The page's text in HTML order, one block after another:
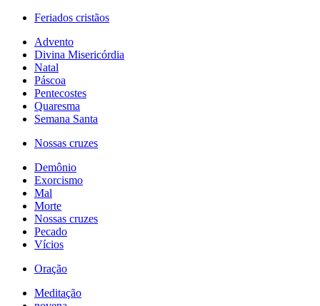
Feriados cristãos
Advento
Divina Misericórdia
Natal
Páscoa
Pentecostes
Quaresma
Semana Santa
Nossas cruzes
Demônio
Exorcismo
Mal
Morte
Nossas cruzes
Pecado
Vícios
Oração
Meditação